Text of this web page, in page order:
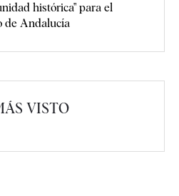
histórica" para el
de Andalucía
VISTO